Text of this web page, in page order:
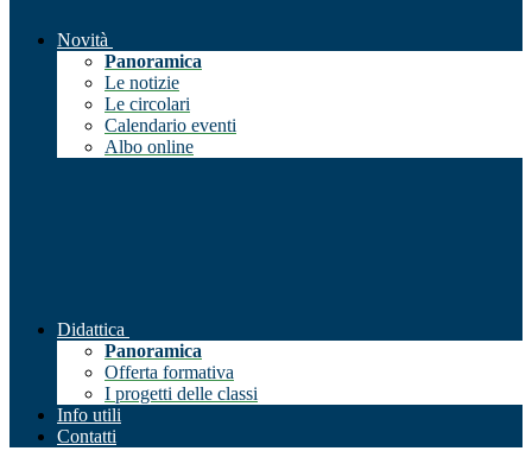
Novità
Panoramica
Le notizie
Le circolari
Calendario eventi
Albo online
Didattica
Panoramica
Offerta formativa
I progetti delle classi
Info utili
Contatti